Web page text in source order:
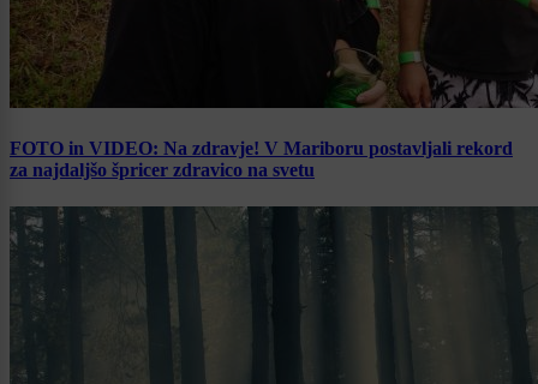
FOTO in VIDEO: Na zdravje! V Mariboru postavljali rekord
za najdaljšo špricer zdravico na svetu